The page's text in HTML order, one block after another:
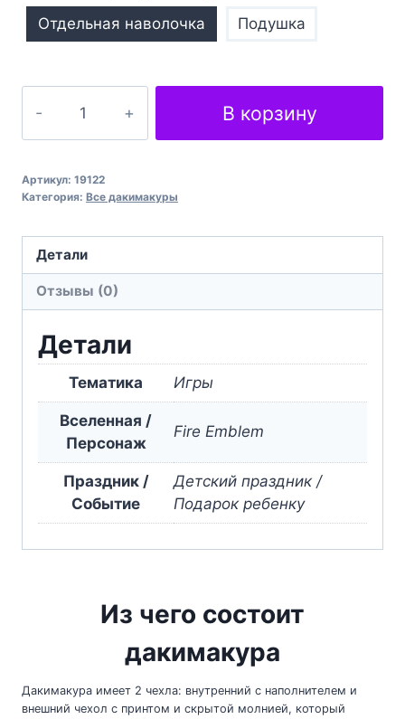
Отдельная наволочка
Подушка
обіймашка
дакімакура
Emblem
Camilia
В корзину
Артикул: 19122
Категория: Все дакимакуры
Детали
Отзывы (0)
Детали
Тематика Игры
Вселенная /
Персонаж
Fire Emblem
Праздник /
Событие
Детский праздник /
Подарок ребенку
Из чего состоит
дакимакура
Дакимакура имеет 2 чехла: внутренний с наполнителем и
внешний чехол с принтом и скрытой молнией, который